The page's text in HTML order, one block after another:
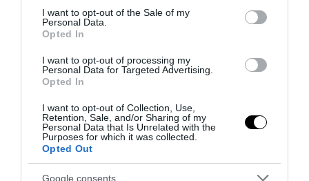
consent section.
I want to opt-out of the Sale of my
Personal Data.
Opted In
I want to opt-out of processing my
Personal Data for Targeted Advertising.
Opted In
I want to opt-out of Collection, Use,
Retention, Sale, and/or Sharing of my
Personal Data that Is Unrelated with the
Purposes for which it was collected.
Opted Out
Google consents
PRONEWS.GR /PROVOCATEUR
«Ζωάρα» η Κίμπερλι Γκίλφοϊλ:
«Γουίκεντ» στην Ύδρα για να
ξεκουραστεί…
08.11.2025 | 21:15